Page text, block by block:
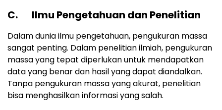
C. Ilmu Pengetahuan dan Penelitian
Dalam dunia ilmu pengetahuan, pengukuran massa
sangat penting. Dalam penelitian ilmiah, pengukuran
massa yang tepat diperlukan untuk mendapatkan
data yang benar dan hasil yang dapat diandalkan.
Tanpa pengukuran massa yang akurat, penelitian
bisa menghasilkan informasi yang salah.